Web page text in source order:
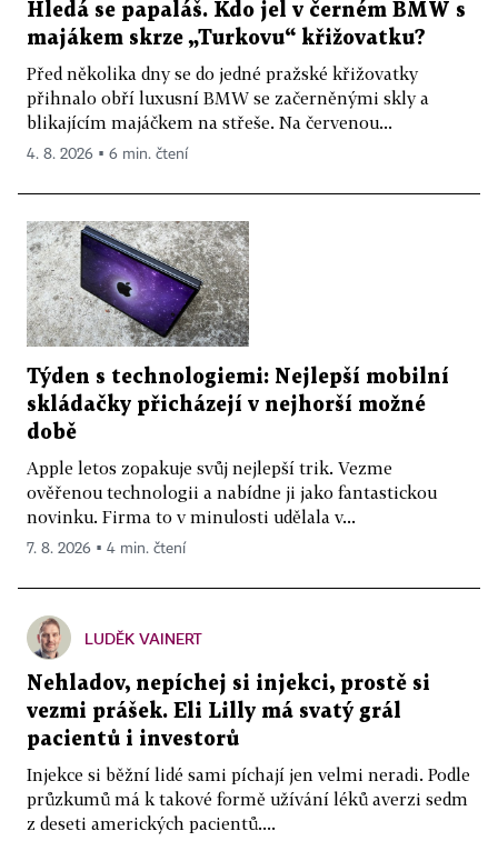
Hledá se papaláš. Kdo jel v černém BMW s
majákem skrze „Turkovu“ křižovatku?
Před několika dny se do jedné pražské křižovatky
přihnalo obří luxusní BMW se začerněnými skly a
blikajícím majáčkem na střeše. Na červenou...
4. 8. 2026 ▪ 6 min. čtení
Týden s technologiemi: Nejlepší mobilní
skládačky přicházejí v nejhorší možné
době
Apple letos zopakuje svůj nejlepší trik. Vezme
ověřenou technologii a nabídne ji jako fantastickou
novinku. Firma to v minulosti udělala v...
7. 8. 2026 ▪ 4 min. čtení
LUDĚK VAINERT
Nehladov, nepíchej si injekci, prostě si
vezmi prášek. Eli Lilly má svatý grál
pacientů i investorů
Injekce si běžní lidé sami píchají jen velmi neradi. Podle
průzkumů má k takové formě užívání léků averzi sedm
z deseti amerických pacientů....